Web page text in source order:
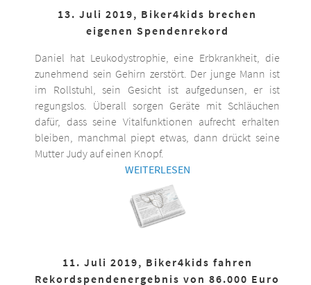
13. Juli 2019, Biker4kids brechen
eigenen Spendenrekord
Daniel hat Leukodystrophie, eine Erbkrankheit, die
zunehmend sein Gehirn zerstört. Der junge Mann ist
im Rollstuhl, sein Gesicht ist aufgedunsen, er ist
regungslos. Überall sorgen Geräte mit Schläuchen
dafür, dass seine Vitalfunktionen aufrecht erhalten
bleiben, manchmal piept etwas, dann drückt seine
Mutter Judy auf einen Knopf.
WEITERLESEN
11. Juli 2019, Biker4kids fahren
Rekordspendenergebnis von 86.000 Euro